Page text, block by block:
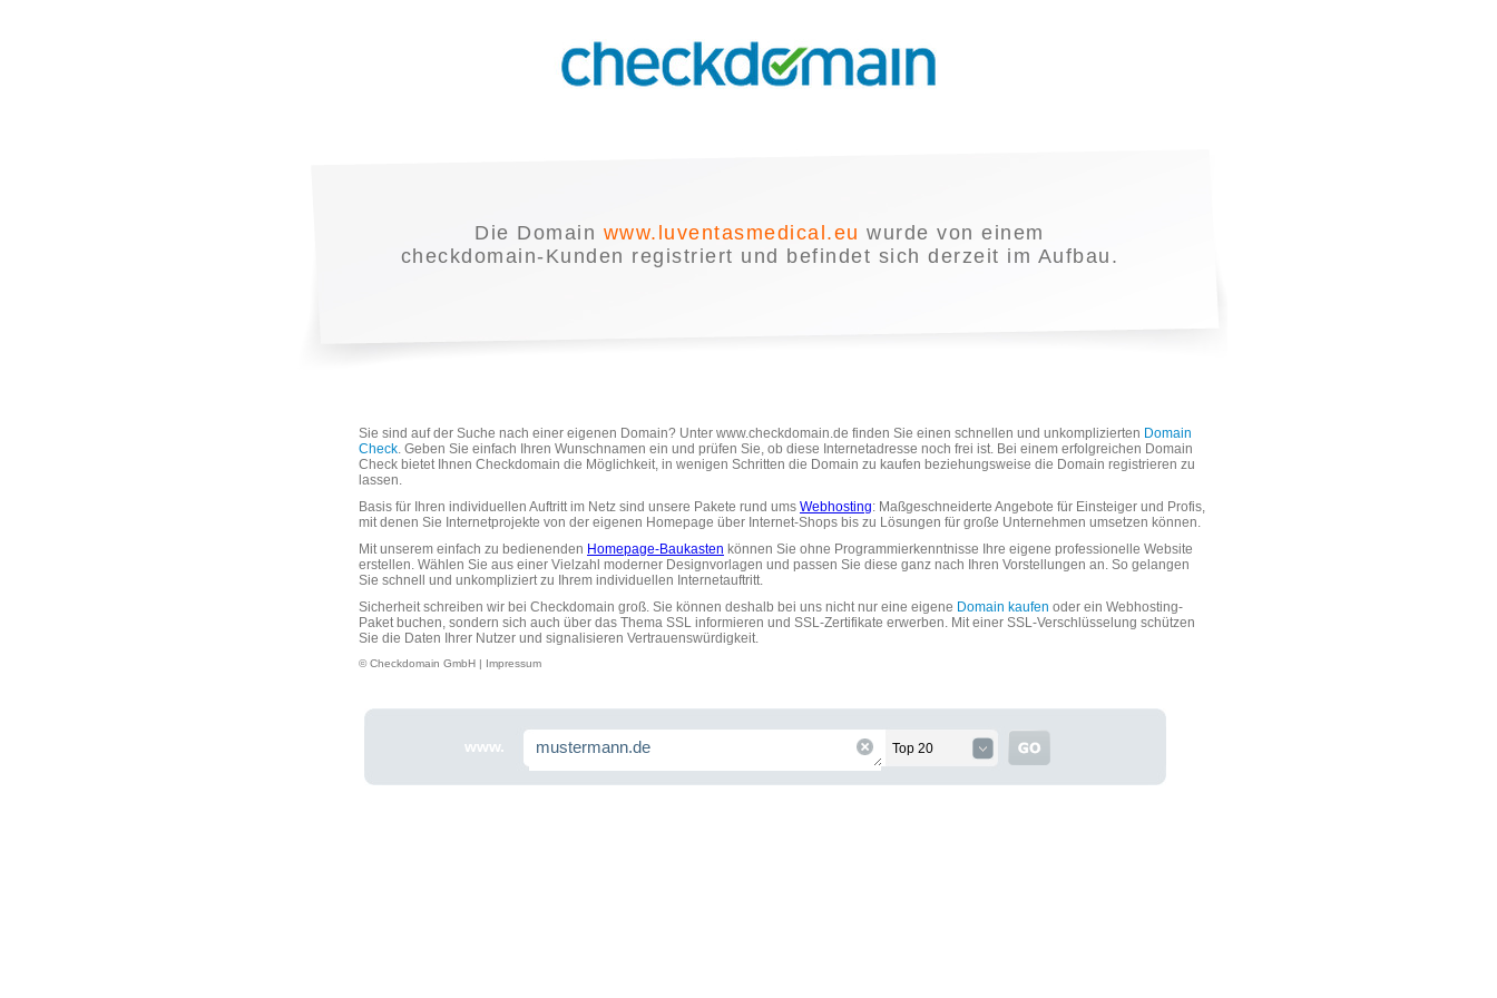
Die Domain www.luventasmedical.eu wurde von einem
checkdomain-Kunden registriert und befindet sich derzeit im Aufbau.
Sie sind auf der Suche nach einer eigenen Domain? Unter www.checkdomain.de finden Sie einen schnellen und unkomplizierten Domain
Check. Geben Sie einfach Ihren Wunschnamen ein und prüfen Sie, ob diese Internetadresse noch frei ist. Bei einem erfolgreichen Domain
Check bietet Ihnen Checkdomain die Möglichkeit, in wenigen Schritten die Domain zu kaufen beziehungsweise die Domain registrieren zu
lassen.
Basis für Ihren individuellen Auftritt im Netz sind unsere Pakete rund ums Webhosting: Maßgeschneiderte Angebote für Einsteiger und Profis,
mit denen Sie Internetprojekte von der eigenen Homepage über Internet-Shops bis zu Lösungen für große Unternehmen umsetzen können.
Mit unserem einfach zu bedienenden Homepage-Baukasten können Sie ohne Programmierkenntnisse Ihre eigene professionelle Website
erstellen. Wählen Sie aus einer Vielzahl moderner Designvorlagen und passen Sie diese ganz nach Ihren Vorstellungen an. So gelangen
Sie schnell und unkompliziert zu Ihrem individuellen Internetauftritt.
Sicherheit schreiben wir bei Checkdomain groß. Sie können deshalb bei uns nicht nur eine eigene Domain kaufen oder ein Webhosting-
Paket buchen, sondern sich auch über das Thema SSL informieren und SSL-Zertifikate erwerben. Mit einer SSL-Verschlüsselung schützen
Sie die Daten Ihrer Nutzer und signalisieren Vertrauenswürdigkeit.
© Checkdomain GmbH | Impressum
www. Top 20